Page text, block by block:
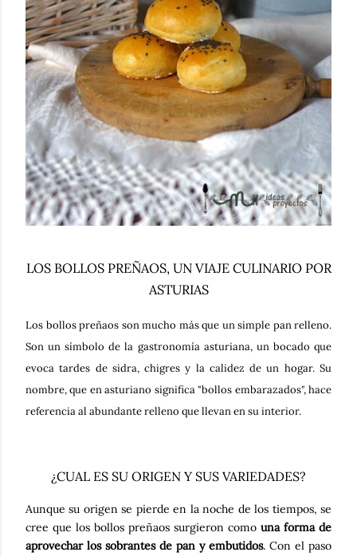
LOS BOLLOS PREÑAOS, UN VIAJE CULINARIO POR
ASTURIAS
Los bollos preñaos son mucho más que un simple pan relleno.
Son unsímbolo de la gastronomía asturiana, un bocado que
evoca tardes de sidra, chigres y la calidez de un hogar. Su
nombre, que en asturiano significa "bollos embarazados", hace
referencia al abundante relleno que llevan en su interior.
¿CUAL ES SU ORIGEN Y SUS VARIEDADES?
Aunque su origen se pierde en la noche de los tiempos, se
cree que los bollos preñaos surgieron como una forma de
aprovechar los sobrantes de pan y embutidos. Con el paso